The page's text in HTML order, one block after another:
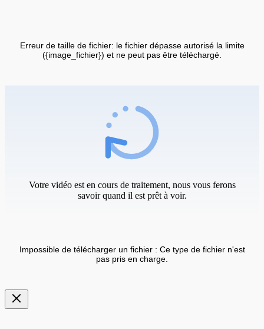
Erreur de taille de fichier: le fichier dépasse autorisé la limite
({image_fichier}) et ne peut pas être téléchargé.
Votre vidéo est en cours de traitement, nous vous ferons
savoir quand il est prêt à voir.
Impossible de télécharger un fichier : Ce type de fichier n'est
pas pris en charge.